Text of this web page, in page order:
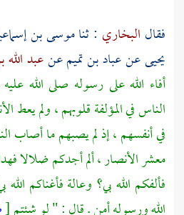
فقال البخاري : ثناموسى بن
يحيىعنعباد بن تميمعنعبد
أفاء الله على رسوله صلى الله
الناس في المؤلفة قلوبهم ، ولم يعط
في أنفسهم ، إذ لم يصبهم ما أصاب
معشرالأنصار ،ألم أجدكم ضلالا
فألفكم الله بي؟ وعالة فأغناكم